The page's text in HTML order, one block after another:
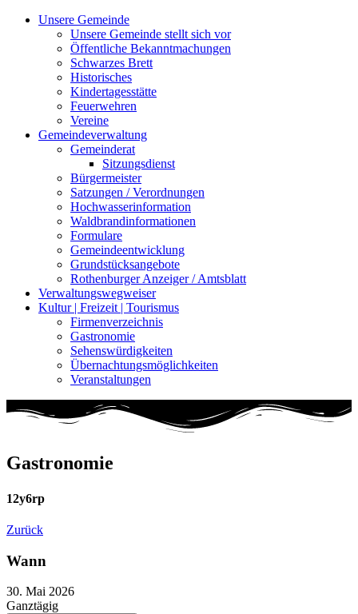
Unsere Gemeinde
Unsere Gemeinde stellt sich vor
Öffentliche Bekanntmachungen
Schwarzes Brett
Historisches
Kindertagesstätte
Feuerwehren
Vereine
Gemeindeverwaltung
Gemeinderat
Sitzungsdienst
Bürgermeister
Satzungen / Verordnungen
Hochwasserinformation
Waldbrandinformationen
Formulare
Gemeindeentwicklung
Grundstücksangebote
Rothenburger Anzeiger / Amtsblatt
Verwaltungswegweiser
Kultur | Freizeit | Tourismus
Firmenverzeichnis
Gastronomie
Sehenswürdigkeiten
Übernachtungsmöglichkeiten
Veranstaltungen
Gastronomie
12y6rp
Zurück
Wann
30. Mai 2026
Ganztägig